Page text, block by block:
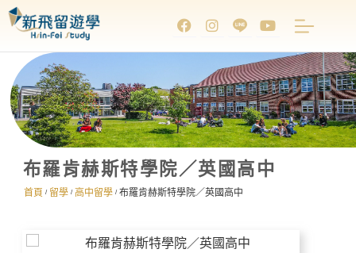
布羅肯赫斯特學院／英國高中
首頁 / 留學 / 高中留學 / 布羅肯赫斯特學院／英國高中